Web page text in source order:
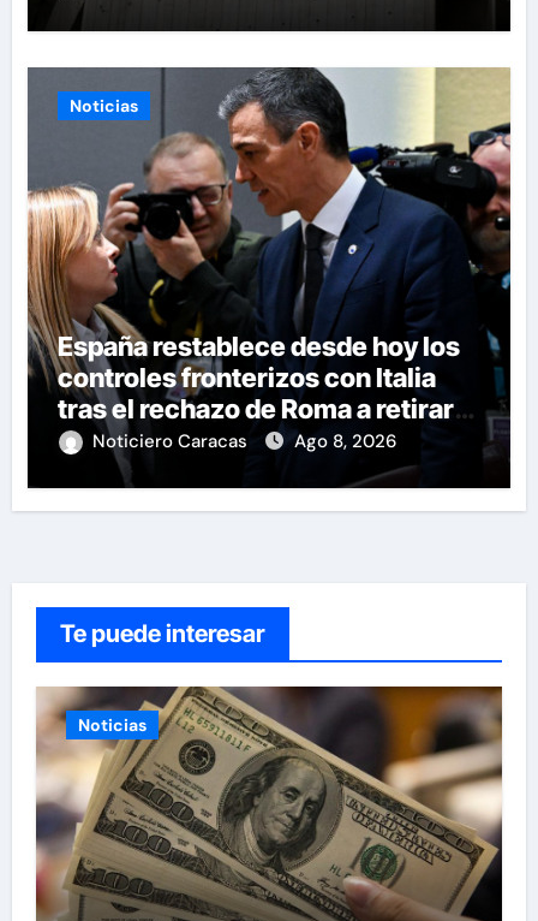
Noticias
España restablece desde hoy los
controles fronterizos con Italia
tras el rechazo de Roma a retirar
las restricciones
Noticiero Caracas Ago 8, 2026
Te puede interesar
Noticias